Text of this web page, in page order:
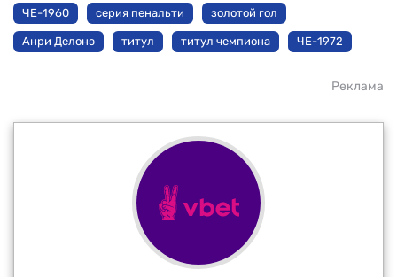
ЧЕ-1960 серия пенальти золотой гол
Анри Делонэ титул титул чемпиона ЧЕ-1972
Реклама